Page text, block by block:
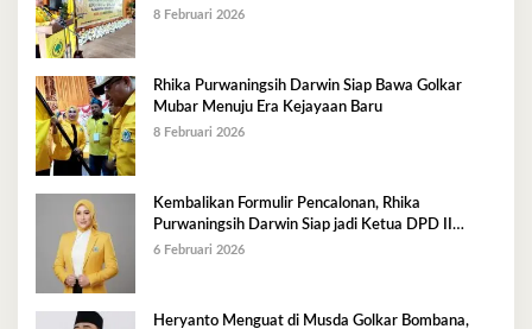
8 Februari 2026
Rhika Purwaningsih Darwin Siap Bawa Golkar
Mubar Menuju Era Kejayaan Baru
8 Februari 2026
Kembalikan Formulir Pencalonan, Rhika
Purwaningsih Darwin Siap jadi Ketua DPD II
Golkar Mubar
6 Februari 2026
Heryanto Menguat di Musda Golkar Bombana,